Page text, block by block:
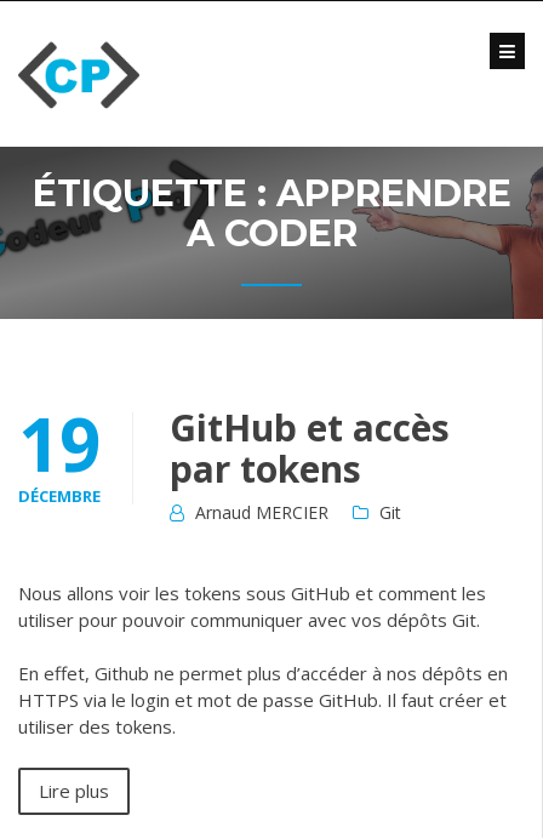
Blog
Vidéo
Formations
Entreprise
je
contacter
content
ÉTIQUETTE :APPRENDRE
A CODER
19
DÉCEMBRE
GitHub et accès
par tokens
Arnaud MERCIER Git
Nous allons voir les tokens sous GitHub et comment les
utiliser pour pouvoir communiquer avec vos dépôts Git.
En effet, Github ne permet plus d’accéder à nos dépôts en
HTTPS via le login et mot de passe GitHub. Il faut créer et
utiliser des tokens.
Lire plus